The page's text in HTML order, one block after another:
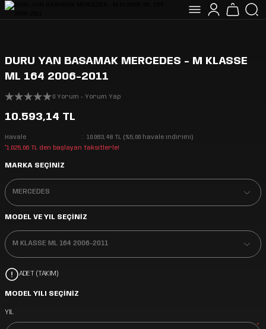
DURU YAN BASAMAK MERCEDES - M KLASSE
ML 164 2006-2011
0 Yorum - Yorum Yap
10.593,14 TL
Havale
10.063,48 TL (%5,00 havale indirimi)
*1.025,06 TL den başlayan taksitlerle!
MARKA SEÇİNİZ
MODEL VE YIL SEÇİNİZ
ADET (TAKIM)
MODEL YILI SEÇİNİZ
YIL
*